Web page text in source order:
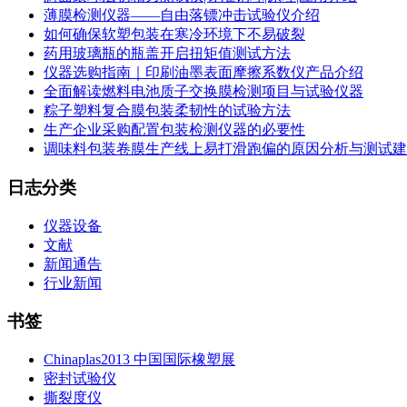
薄膜检测仪器——自由落镖冲击试验仪介绍
如何确保软塑包装在寒冷环境下不易破裂
药用玻璃瓶的瓶盖开启扭矩值测试方法
仪器选购指南｜印刷油墨表面摩擦系数仪产品介绍
全面解读燃料电池质子交换膜检测项目与试验仪器
粽子塑料复合膜包装柔韧性的试验方法
生产企业采购配置包装检测仪器的必要性
调味料包装卷膜生产线上易打滑跑偏的原因分析与测试
日志分类
仪器设备
文献
新闻通告
行业新闻
书签
Chinaplas2013 中国国际橡塑展
密封试验仪
撕裂度仪